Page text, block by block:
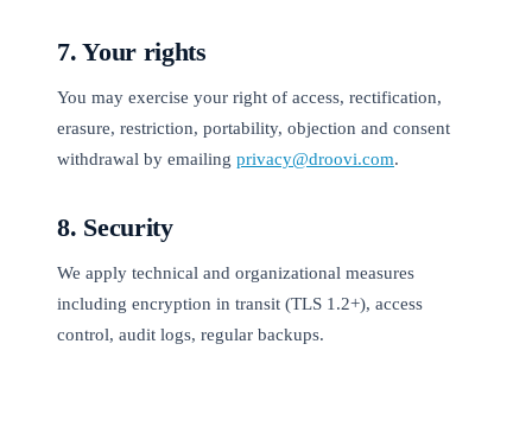
7. Your rights
You may exercise your right of access, rectification,
erasure, restriction, portability, objection and consent
withdrawal by emailing privacy@droovi.com.
8. Security
We apply technical and organizational measures
including encryption in transit (TLS 1.2+), access
control, audit logs, regular backups.